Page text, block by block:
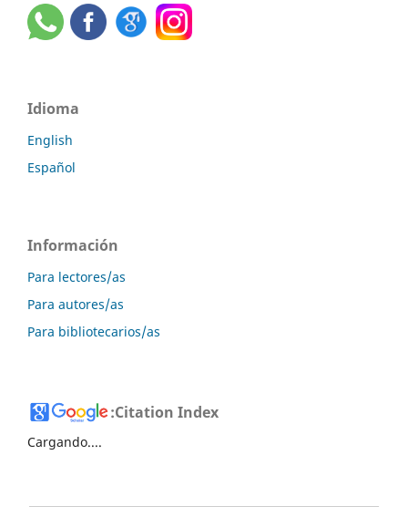
Idioma
English
Español
Información
Para lectores/as
Para autores/as
Para bibliotecarios/as
:Citation Index
Cargando....